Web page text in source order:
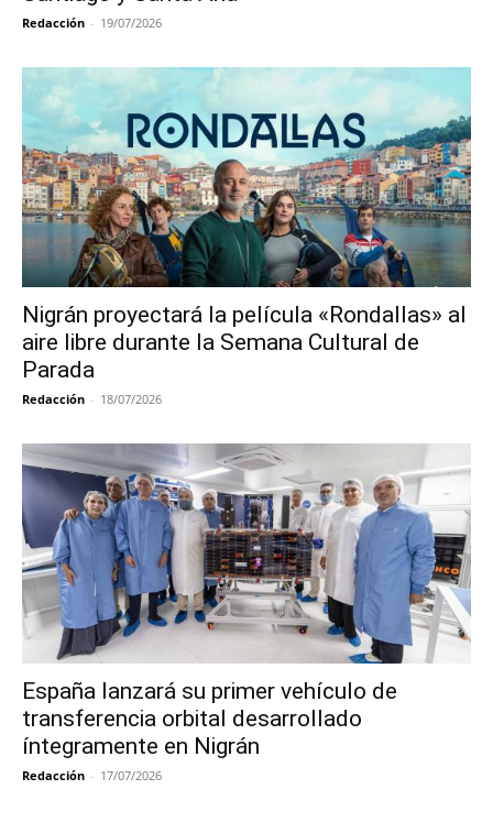
Redacción - 19/07/2026
Nigrán proyectará la película «Rondallas» al
aire libre durante la Semana Cultural de
Parada
Redacción - 18/07/2026
España lanzará su primer vehículo de
transferencia orbital desarrollado
íntegramente en Nigrán
Redacción - 17/07/2026